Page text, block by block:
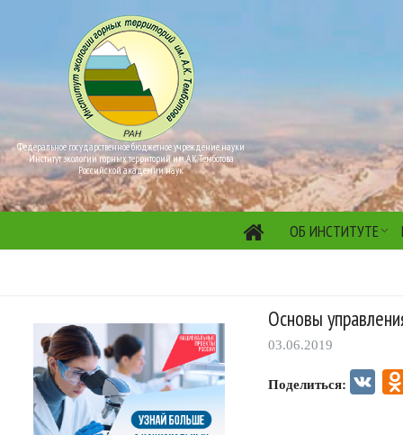
Федеральное государственное бюджетное учреждение науки
Институт экологии горных территорий им. А.К. Темботова
Российской академии наук
ОБ ИНСТИТУТЕ
Основы
03.06.2019
Поделиться: VK